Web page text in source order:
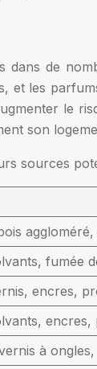
dans de
les
le
son
sources
fumée
encres,
encres,
à